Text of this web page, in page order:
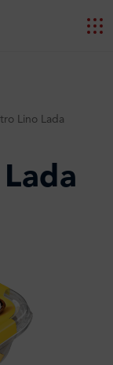
Lino Lada